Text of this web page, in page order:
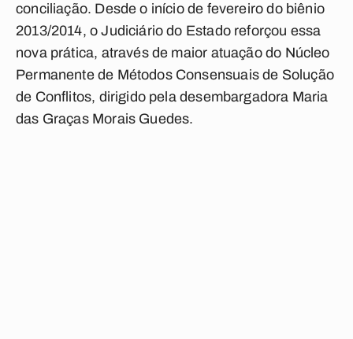
conciliação. Desde o início de fevereiro do biênio
2013/2014, o Judiciário do Estado reforçou essa
nova prática, através de maior atuação do Núcleo
Permanente de Métodos Consensuais de Solução
de Conflitos, dirigido pela desembargadora Maria
das Graças Morais Guedes.